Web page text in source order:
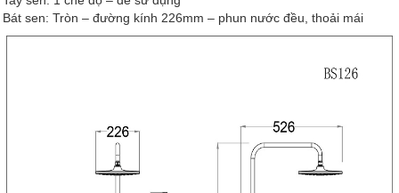
Bát sen: Tròn – đường kính 226mm – phun nước đều, thoải mái